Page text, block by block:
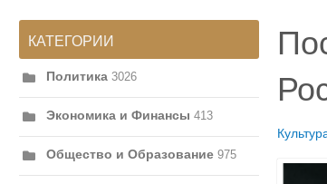
КАТЕГОРИИ
Политика 3026
Экономика и Финансы 413
Общество и Образование 975